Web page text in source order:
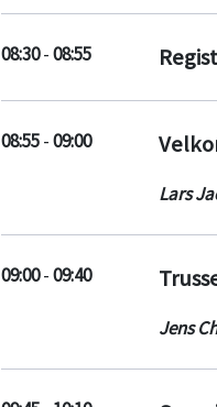
08:30-08:55
08:55-09:00
Lars
09:00-09:40
Jens